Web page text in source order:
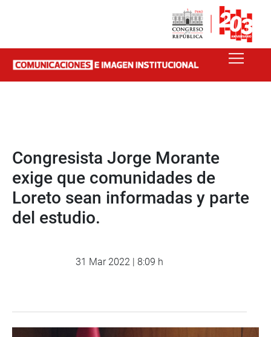
Congresista Jorge Morante
exige que comunidades de
Loreto sean informadas y parte
del estudio.
31 Mar 2022 | 8:09 h